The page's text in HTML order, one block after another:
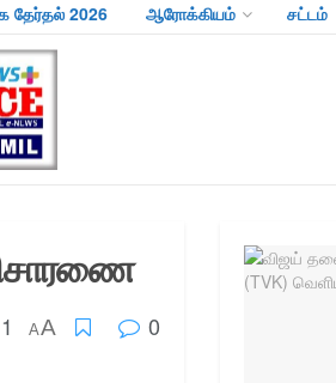
தேர்தல் 2026 ஆரோக்கியம் சட்டம்
1 AA 0